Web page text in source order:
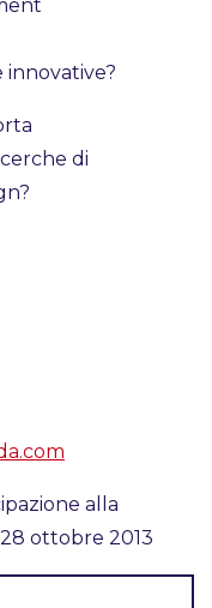
innovative?
di
alla
ottobre 2013